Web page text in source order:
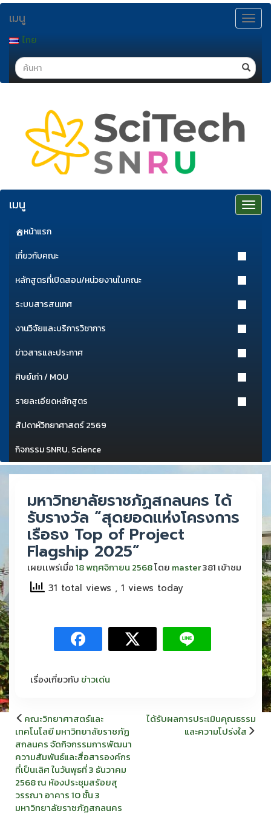
ข้าม
ไป
เนื้อหา
Toggle
เมนู
ไทย
Search
Toggle
เมนู
หน้าแรก
เกี่ยวกับคณะ
หลักสูตรที่เปิดสอน/หน่วยงานในคณะ
ระบบสารสนเทศ
งานวิจัยและบริการวิชาการ
ข่าวสารและประกาศ
ศิษย์เก่า / MOU
รายละเอียดหลักสูตร
สัปดาห์วิทยาศาสตร์ 2569
กิจกรรม SNRU. Science
มหาวิทยาลัยราชภัฏสกลนคร ได้
รับรางวัล “สุดยอดแห่งโครงการ
เรือธง Top of Project
Flagship 2025”
เผยเเพร่เมื่อ18 พฤศจิกายน 2568โดย master381 เข้าชม
31 total views , 1 views today
เรื่องเกี่ยวกับ ข่าวเด่น
แนะแนว
เรื่อง
คณะวิทยาศาสตร์และ
เทคโนโลยี มหาวิทยาลัยราชภัฏ
สกลนคร จัดกิจกรรมการพัฒนา
ความสัมพันธ์และสื่อสารองค์กร
ที่เป็นเลิศ ในวันพุธที่ 3 ธันวาคม
2568 ณ ห้องประชุมสร้อยสุ
วรรณา อาคาร 10 ชั้น 3
มหาวิทยาลัยราชภัฏสกลนคร
ได้รับผลการประเมินคุณธรรม
และความโปร่งใส